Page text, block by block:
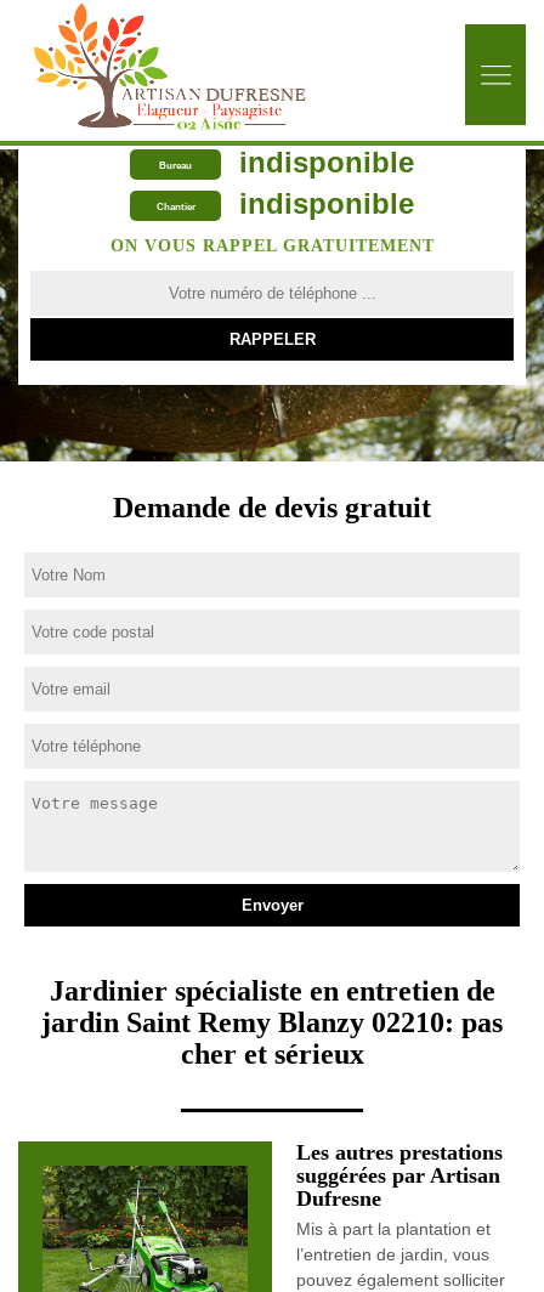
Bureau indisponible
Chantier indisponible
ON VOUS RAPPEL GRATUITEMENT
Demande de devis gratuit
Jardinier spécialiste en entretien de
jardin Saint Remy Blanzy 02210: pas
cher et sérieux
Les autres prestations
suggérées par Artisan
Dufresne
Mis à part la plantation et
l’entretien de jardin, vous
pouvez également solliciter